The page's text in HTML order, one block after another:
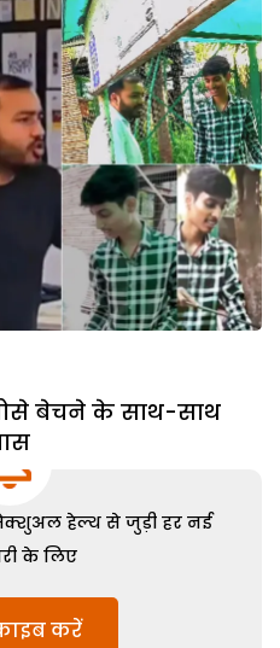
बेचने के साथ-साथ
हेल्थ से जुड़ी हर नई
के लिए
करें